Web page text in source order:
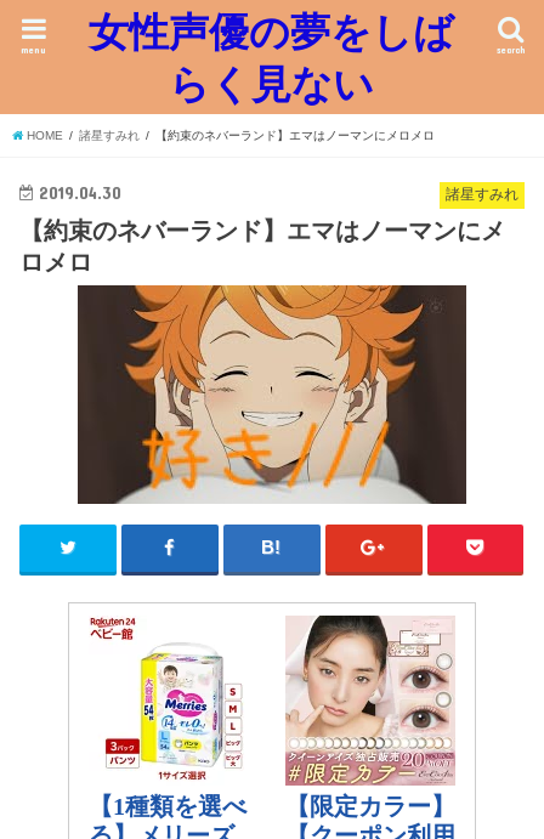
女性声優の夢をしば
らく見ない
search
menu
HOME 諸星すみれ 【約束のネバーランド】エマはノーマンにメロメロ
諸星すみれ
2019.04.30
【約束のネバーランド】エマはノーマンにメ
ロメロ